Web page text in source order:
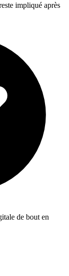
impliqué après
de bout en